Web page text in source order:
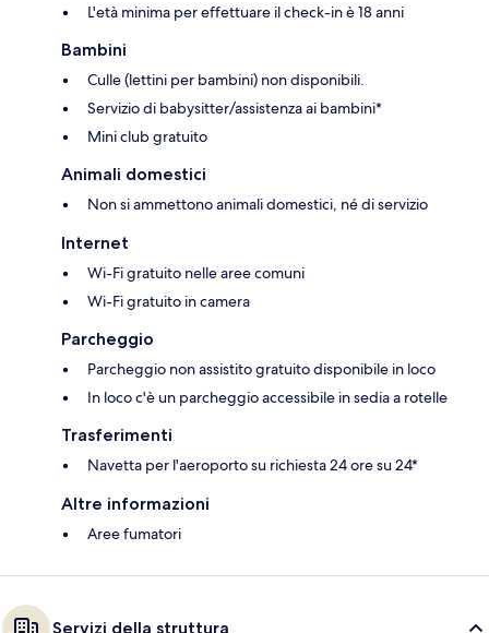
L'età minima per effettuare il check-in è 18 anni
Bambini
Culle (lettini per bambini) non disponibili.
Servizio di babysitter/assistenza ai bambini*
Mini club gratuito
Animali domestici
Non si ammettono animali domestici, né di servizio
Internet
Wi-Fi gratuito nelle aree comuni
Wi-Fi gratuito in camera
Parcheggio
Parcheggio non assistito gratuito disponibile in loco
In loco c'è un parcheggio accessibile in sedia a rotelle
Trasferimenti
Navetta per l'aeroporto su richiesta 24 ore su 24*
Altre informazioni
Aree fumatori
Servizi della struttura